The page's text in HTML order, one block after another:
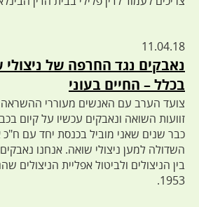
11.04.18
נאבקים נגד החרפה של
בכלל – החיים בעוני
צועד הערב עם האנשים מעוררי
זוועות השואה ונאבקים עכשיו על קיום
כבר שנים שאני מוביל בכנסת יחד עם
השדולה למען ניצולי שואה. אנחנו
בין הניצולים ולביטול אפליית הניצולים
1953.